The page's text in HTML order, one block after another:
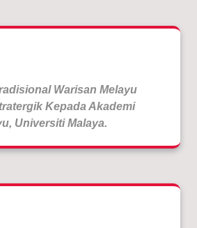
Warisan Melayu
Kepada Akademi
Universiti Malaya.